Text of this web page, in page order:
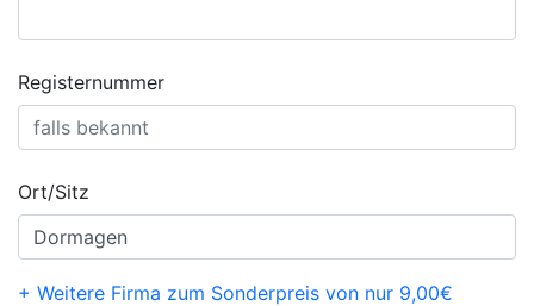
Registernummer
Ort/Sitz
+ Weitere Firma zum Sonderpreis von nur 9,00€